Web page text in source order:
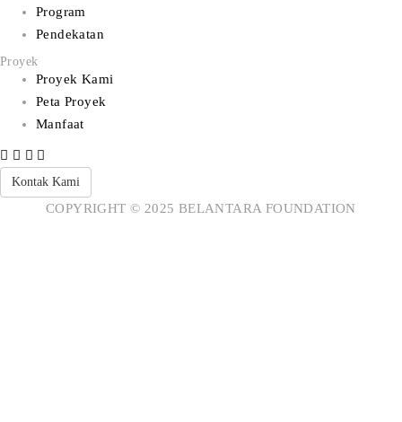
Program
Pendekatan
Proyek
Proyek Kami
Peta Proyek
Manfaat
Kontak Kami
COPYRIGHT © 2025 BELANTARA FOUNDATION